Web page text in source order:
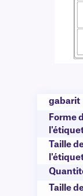
gabarit
Forme
Taille
Taille